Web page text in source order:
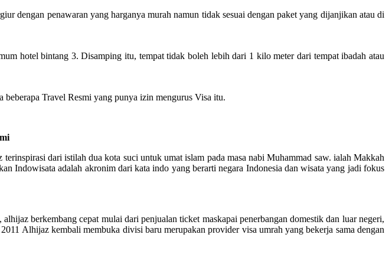
dengan penawaran yang harganya murah namun tidak sesuai dengan paket yang dijanjikan atau di
hotel bintang 3. Disamping itu, tempat tidak boleh lebih dari 1 kilo meter dari tempat ibadah atau
Travel Resmi yang punya izin mengurus Visa itu.
dari istilah dua kota suci untuk umat islam pada masa nabi Muhammad saw. ialah Makkah
Indowisata adalah akronim dari kata indo yang berarti negara Indonesia dan wisata yang jadi fokus
berkembang cepat mulai dari penjualan ticket maskapai penerbangan domestik dan luar negeri,
Alhijaz kembali membuka divisi baru merupakan provider visa umrah yang bekerja sama dengan